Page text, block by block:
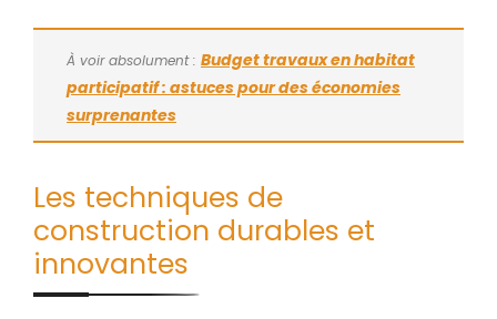
À voir absolument : Budget travaux en habitat
participatif : astuces pour des économies
surprenantes
Les techniques de
construction durables et
innovantes